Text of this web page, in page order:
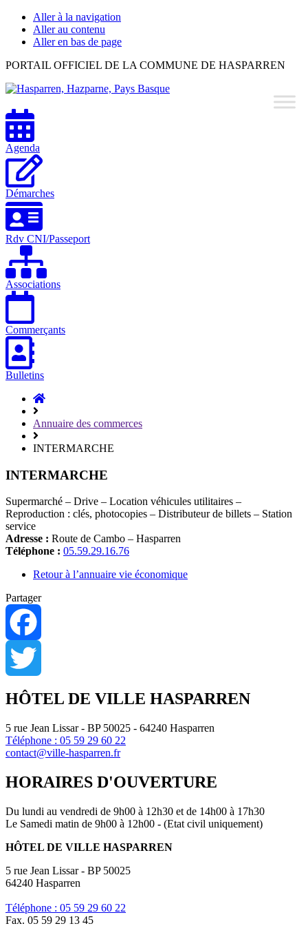
Aller à la navigation
Aller au contenu
Aller en bas de page
Hasparren,
Pays
PORTAIL OFFICIEL DE LA COMMUNE DE HASPARREN
Agenda
Démarches
Rdv CNI/Passeport
Associations
Commerçants
Bulletins
Accueil
Annuaire des commerces
INTERMARCHE
INTERMARCHE
Supermarché – Drive – Location véhicules utilitaires –
Reproduction : clés, photocopies – Distributeur de billets – Station
service
Adresse : Route de Cambo – Hasparren
Téléphone : 05.59.29.16.76
Retour à l’annuaire vie économique
Partager
Facebook
Twitter
HÔTEL DE VILLE HASPARREN
5 rue Jean Lissar - BP 50025 - 64240 Hasparren
Téléphone : 05 59 29 60 22
contact@ville-hasparren.fr
HORAIRES D'OUVERTURE
Du lundi au vendredi de 9h00 à 12h30 et de 14h00 à 17h30
Le Samedi matin de 9h00 à 12h00 - (Etat civil uniquement)
HÔTEL DE VILLE HASPARREN
5 rue Jean Lissar - BP 50025
64240 Hasparren
Téléphone : 05 59 29 60 22
Fax. 05 59 29 13 45